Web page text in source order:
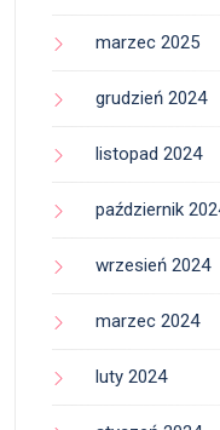
marzec 2025
grudzień 2024
listopad 2024
październik
wrzesień 2024
marzec 2024
luty 2024